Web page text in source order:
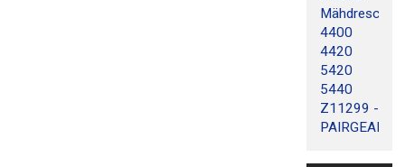
Mähdrescher
4400
4420
5420
5440
Z11299 -
PAIRGEARS